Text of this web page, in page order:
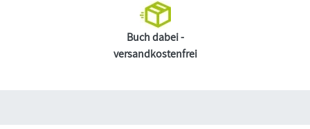
Buch dabei -
versandkostenfrei